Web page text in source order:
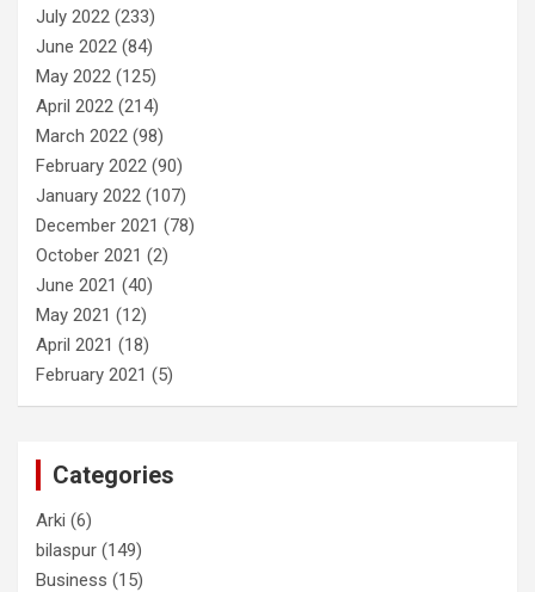
July 2022 (233)
June 2022 (84)
May 2022 (125)
April 2022 (214)
March 2022 (98)
February 2022 (90)
January 2022 (107)
December 2021 (78)
October 2021 (2)
June 2021 (40)
May 2021 (12)
April 2021 (18)
February 2021 (5)
Categories
Arki (6)
bilaspur (149)
Business (15)